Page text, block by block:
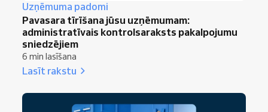
Uzņēmuma padomi
Pavasara tīrīšana jūsu uzņēmumam:
administratīvais kontrolsaraksts pakalpojumu
sniedzējiem
6 min lasīšana
Lasīt rakstu